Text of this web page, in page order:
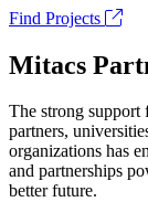
Find Projects
Mitacs
The strong support
partners,
organizations has
and partnerships
better future.